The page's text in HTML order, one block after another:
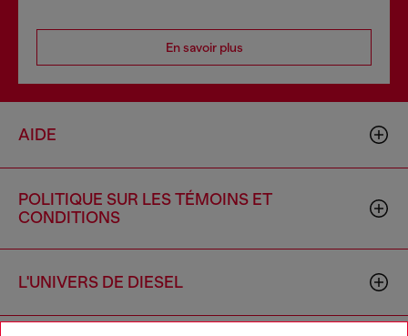
En savoir plus
AIDE
POLITIQUE SUR LES TÉMOINS ET
CONDITIONS
L'UNIVERS DE DIESEL